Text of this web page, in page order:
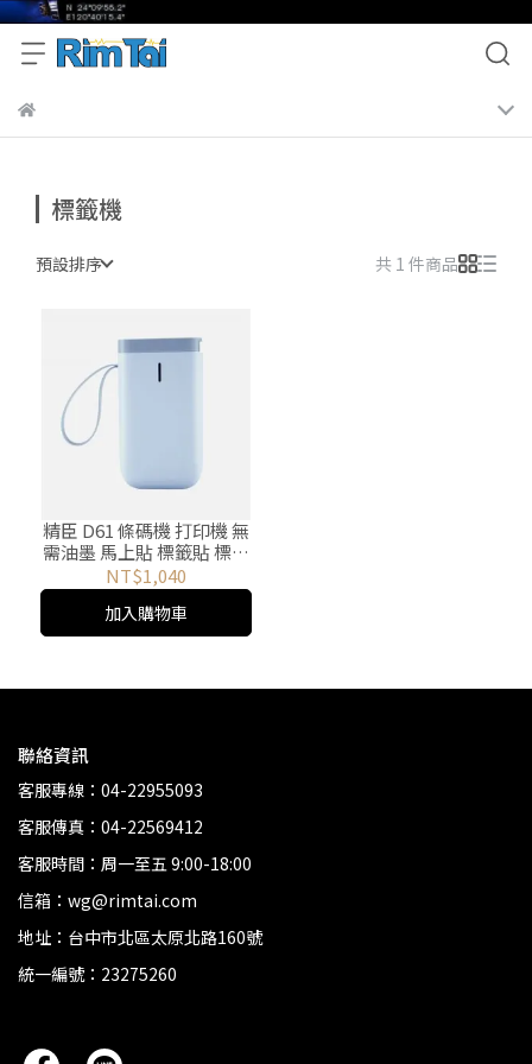
標籤機
預設排序 共 1 件商品
精臣 D61 條碼機 打印機 無
需油墨 馬上貼 標籤貼 標籤
機 姓名貼 標價機 熱敏 標籤
貼紙機 標籤 印表機
NT$1,040
加入購物車
聯絡資訊
客服專線：04-22955093
客服傳真：04-22569412
客服時間：周一至五 9:00-18:00
信箱：wg@rimtai.com
地址：台中市北區太原北路160號
統一編號：23275260